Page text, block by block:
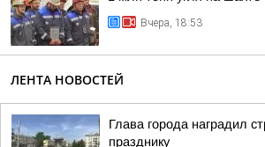
Вчера, 18:53
ЛЕНТА НОВОСТЕЙ
Глава города наградил
празднику